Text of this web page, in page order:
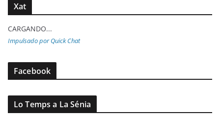
Xat
CARGANDO...
Impulsado por Quick Chat
Facebook
Lo Temps a La Sénia